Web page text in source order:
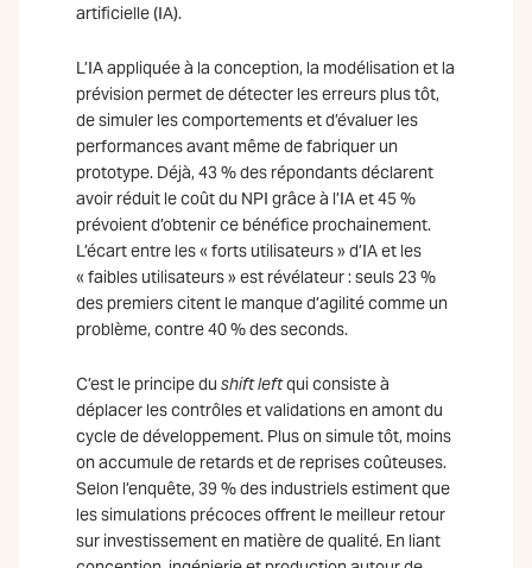
artificielle (IA).
L’IA appliquée à la conception, la modélisation et la
prévision permet de détecter les erreurs plus tôt,
de simuler les comportements et d’évaluer les
performances avant même de fabriquer un
prototype. Déjà, 43 % des répondants déclarent
avoir réduit le coût du NPI grâce à l’IA et 45 %
prévoient d’obtenir ce bénéfice prochainement.
L’écart entre les « forts utilisateurs » d’IA et les
« faibles utilisateurs » est révélateur : seuls 23 %
des premiers citent le manque d’agilité comme un
problème, contre 40 % des seconds.
C’est le principe du shift leftqui consiste à
déplacer les contrôles et validations en amont du
cycle de développement. Plus on simule tôt, moins
on accumule de retards et de reprises coûteuses.
Selon l’enquête, 39 % des industriels estiment que
les simulations précoces offrent le meilleur retour
sur investissement en matière de qualité. En liant